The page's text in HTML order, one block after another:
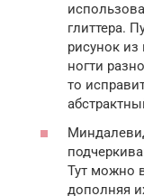
глиттера.
рисунок
ногти
то
Тут можно
дополняя